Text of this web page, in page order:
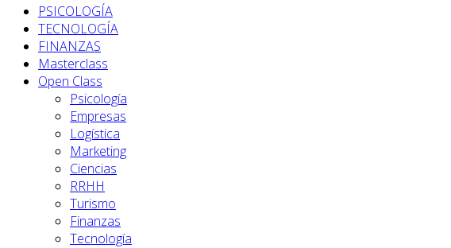
PSICOLOGÍA
TECNOLOGÍA
FINANZAS
Masterclass
Open Class
Psicología
Empresas
Logística
Marketing
Ciencias
RRHH
Turismo
Finanzas
Tecnología